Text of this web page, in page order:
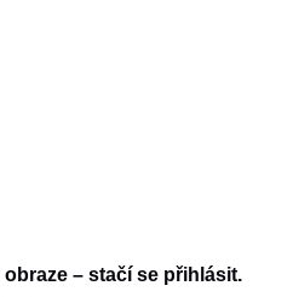
– stačí se přihlásit.